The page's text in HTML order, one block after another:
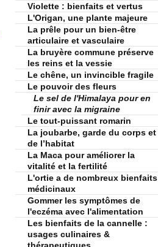
Violette : bienfaits et vertus
L'Origan, une plante majeure
La prêle pour un bien-être
articulaire et vasculaire
La bruyère commune préserve
les reins et la vessie
Le chêne, un invincible fragile
Le pouvoir des fleurs
Le sel de l'Himalaya pour en
finir avec la migraine
Le tout-puissant romarin
La joubarbe, garde du corps et
de l’habitat
La Maca pour améliorer la
vitalité et la fertilité
L'ortie a de nombreux bienfaits
médicinaux
Gommer les symptômes de
l'eczéma avec l'alimentation
Les bienfaits de la cannelle :
usages culinaires &